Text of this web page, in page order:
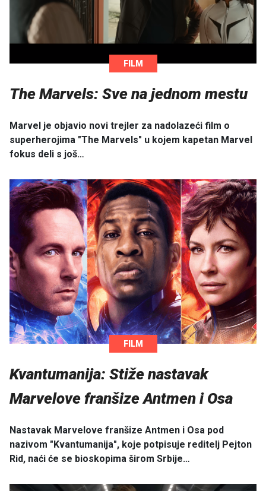
FILM
The Marvels: Sve na jednom mestu
Marvel je objavio novi trejler za nadolazeći film o
superherojima "The Marvels" u kojem kapetan Marvel
fokus deli s još…
FILM
Kvantumanija: Stiže nastavak
Marvelove franšize Antmen i Osa
Nastavak Marvelove franšize Antmen i Osa pod
nazivom "Kvantumanija", koje potpisuje reditelj Pejton
Rid, naći će se bioskopima širom Srbije…